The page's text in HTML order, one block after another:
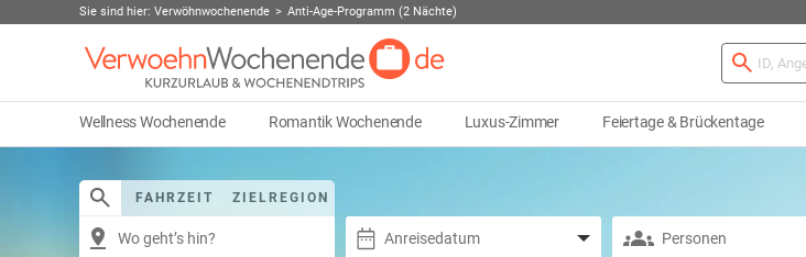
Sie sind hier: Verwöhnwochenende Anti-Age-Programm (2 Nächte)
Wellness Wochenende Romantik Wochenende Luxus-Zimmer Feiertage & Brückentage
FAHRZEIT ZIELREGION